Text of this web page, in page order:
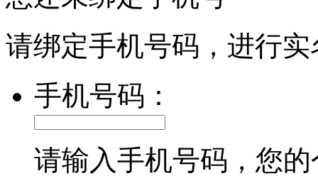
请绑定手机号码，进行
手机号码：
请输入手机号码，您